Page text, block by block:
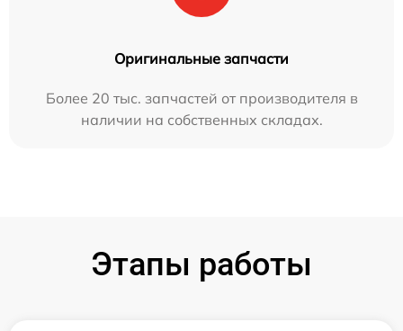
Оригинальные запчасти
Более 20 тыс. запчастей от производителя в
наличии на собственных складах.
Этапы работы